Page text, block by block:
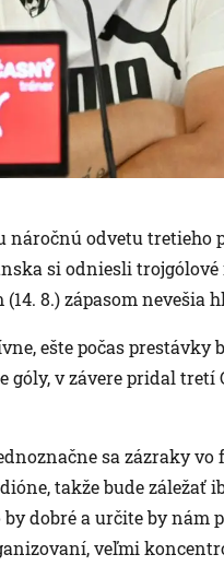
náročnú odvetu tretieho
si odniesli trojgólové
8.) zápasom nevešia
ešte počas prestávky
v závere pridal tretí
sa zázraky vo
takže bude záležať
dobré a určite by nám
veľmi